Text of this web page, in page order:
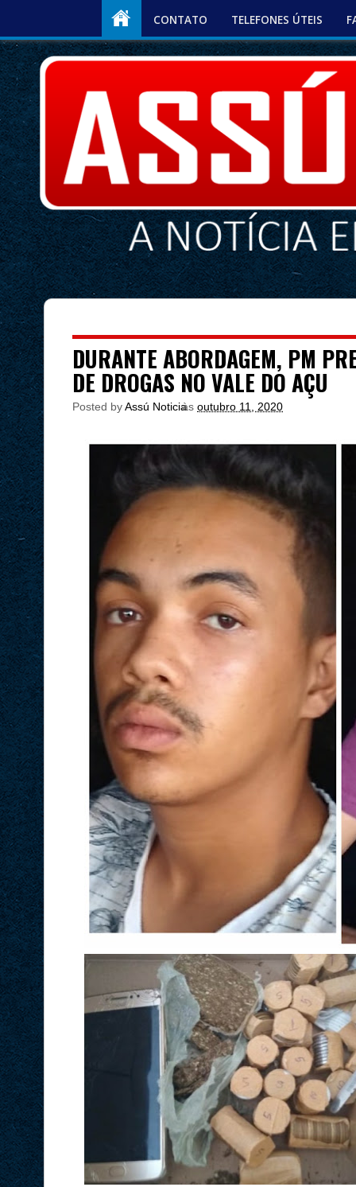
CONTATO TELEFONES ÚTEIS
DURANTE ABORDAGEM, PM
DE DROGAS NO VALE DO AÇU
Posted byAssú Noticia
às outubro 11, 2020